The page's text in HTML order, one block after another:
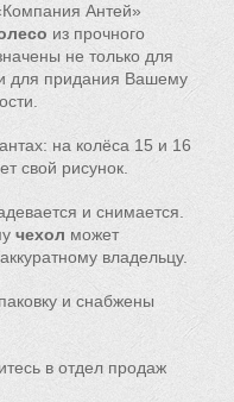
Антей»
из прочного
не только для
для придания Вашему
на колёса 15 и 16
свой рисунок.
и снимается.
чехол может
владельцу.
и снабжены
в отдел продаж